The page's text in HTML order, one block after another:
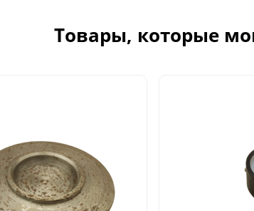
Товары, которые